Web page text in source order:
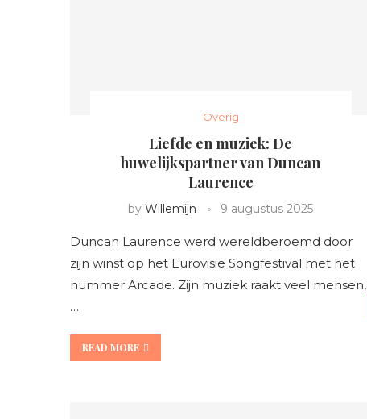
Overig
Liefde en muziek: De
huwelijkspartner van Duncan
Laurence
byWillemijn 9 augustus 2025
Duncan Laurence werd wereldberoemd door
zijn winst op het Eurovisie Songfestival met het
nummer Arcade. Zijn muziek raakt veel mensen,
…
READ MORE